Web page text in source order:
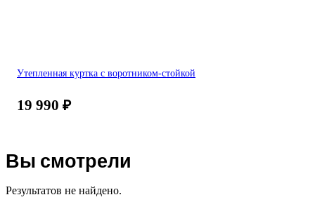
Утепленная куртка с воротником-стойкой
19 990 ₽
Вы смотрели
Результатов не найдено.